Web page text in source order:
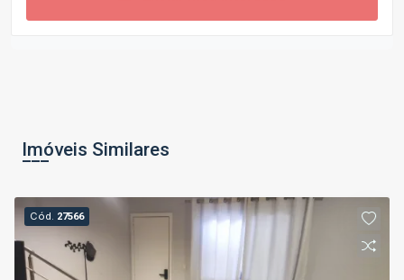
Imóveis Similares
Cód. 27566